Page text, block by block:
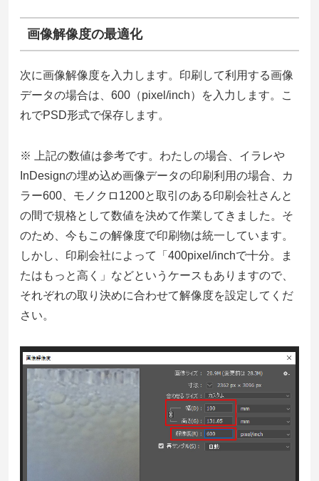
画像解像度の最適化
次に画像解像度を入力します。印刷して利用する画像
データの場合は、600（pixel/inch）を入力します。こ
れでPSD形式で保存します。
※ 上記の数値は参考です。わたしの場合、イラレや
InDesignの埋め込め画像データの印刷利用の場合、カ
ラー600、モノクロ1200と取引のある印刷会社さんと
の間で規格として数値を決めて作業してきました。そ
のため、今もこの解像度で印刷物は統一しています。
しかし、印刷会社によって「400pixel/inchで十分。ま
たはもっと高く」などというケースもありますので、
それぞれの取り決めに合わせて解像度を設定してくだ
さい。